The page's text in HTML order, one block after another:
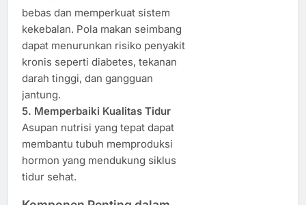
bebas dan memperkuat sistem
kekebalan. Pola makan seimbang
dapat menurunkan risiko penyakit
kronis seperti diabetes, tekanan
darah tinggi, dan gangguan
jantung.
5. Memperbaiki Kualitas Tidur
Asupan nutrisi yang tepat dapat
membantu tubuh memproduksi
hormon yang mendukung siklus
tidur sehat.